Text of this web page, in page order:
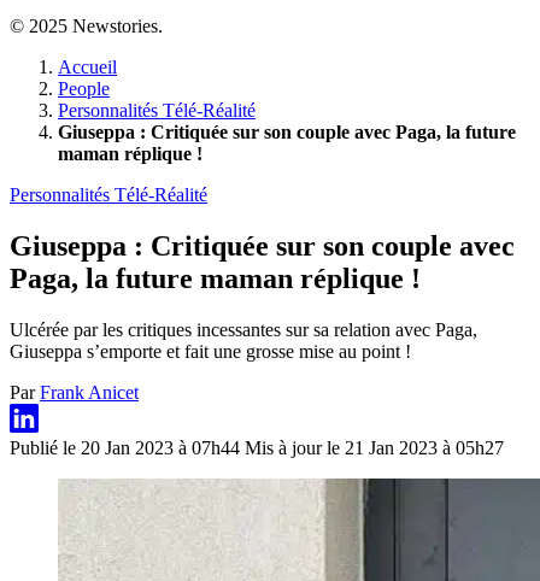
© 2025 Newstories.
Accueil
People
Personnalités Télé-Réalité
Giuseppa : Critiquée sur son couple avec Paga, la future
maman réplique !
Personnalités Télé-Réalité
Giuseppa : Critiquée sur son couple avec
Paga, la future maman réplique !
Ulcérée par les critiques incessantes sur sa relation avec Paga,
Giuseppa s’emporte et fait une grosse mise au point !
ParFrank Anicet
Publié le 20 Jan 2023 à 07h44 Mis à jour le 21 Jan 2023 à 05h27